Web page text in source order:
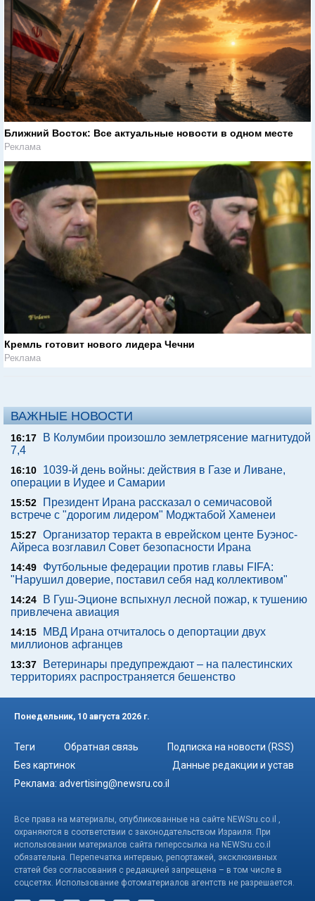
Ближний Восток: Все актуальные новости в одном месте
Реклама
Кремль готовит нового лидера Чечни
Реклама
ВАЖНЫЕ НОВОСТИ
16:17
В Колумбии произошло землетрясение магнитудой
7,4
16:10
1039-й день войны: действия в Газе и Ливане,
операции в Иудее и Самарии
15:52
Президент Ирана рассказал о семичасовой
встрече с "дорогим лидером" Моджтабой Хаменеи
15:27 Организатор теракта в еврейском центе Буэнос-
Айреса возглавил Совет безопасности Ирана
14:49
Футбольные федерации против главы FIFA:
"Нарушил доверие, поставил себя над коллективом"
14:24
В Гуш-Эционе вспыхнул лесной пожар, к тушению
привлечена авиация
14:15
МВД Ирана отчиталось о депортации двух
миллионов афганцев
13:37
Ветеринары предупреждают – на палестинских
территориях распространяется бешенство
Понедельник, 10 августа 2026 г.
Теги Обратная связь
Подписка на новости (RSS)
Без картинок
Данные редакции и устав
Реклама: advertising@newsru.co.il
Все права на материалы, опубликованные на сайте NEWSru.co.il ,
охраняются в соответствии с законодательством Израиля. При
использовании материалов сайта гиперссылка на NEWSru.co.il
обязательна. Перепечатка интервью, репортажей, эксклюзивных
статей без согласования с редакцией запрещена – в том числе в
соцсетях. Использование фотоматериалов агентств не разрешается.